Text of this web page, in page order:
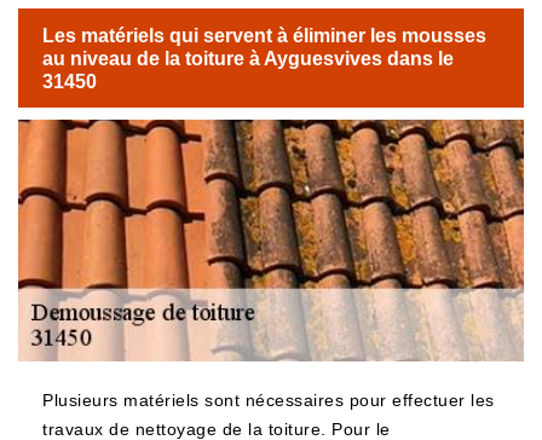
Les matériels qui servent à éliminer les mousses
au niveau de la toiture à Ayguesvives dans le
31450
Plusieurs matériels sont nécessaires pour effectuer les
travaux de nettoyage de la toiture. Pour le